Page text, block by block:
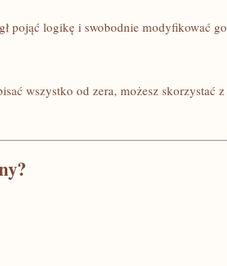
pojąć logikę i swobodnie modyfikować go
wszystko od zera, możesz skorzystać z